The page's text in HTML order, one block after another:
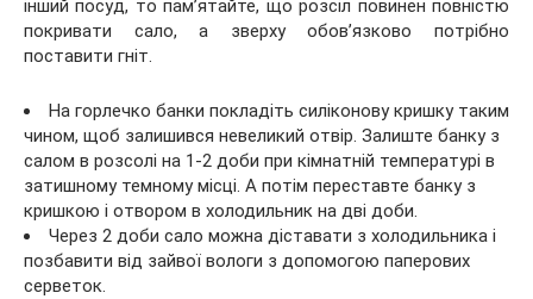
інший посуд, то пам’ятайте, що розсіл повинен повністю
покривати сало, а зверху обов’язково потрібно
поставити гніт.
На горлечко банки покладіть силіконову кришку таким
чином, щоб залишився невеликий отвір. Залиште банку з
салом в розсолі на 1-2 доби при кімнатній температурі в
затишному темному місці. А потім переставте банку з
кришкою і отвором в холодильник на дві доби.
Через 2 доби сало можна діставати з холодильника і
позбавити від зайвої вологи з допомогою паперових
серветок.